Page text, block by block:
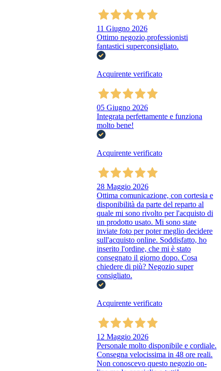
11 Giugno 2026
Ottimo negozio,professionisti
fantastici superconsigliato.
Acquirente verificato
05 Giugno 2026
Integrata perfettamente e funziona
molto bene!
Acquirente verificato
28 Maggio 2026
Ottima comunicazione, con cortesia e
disponibilità da parte del reparto al
quale mi sono rivolto per l'acquisto di
un prodotto usato. Mi sono state
inviate foto per poter meglio decidere
sull'acquisto online. Soddisfatto, ho
inserito l'ordine, che mi è stato
consegnato il giorno dopo. Cosa
chiedere di più? Negozio super
consigliato.
Acquirente verificato
12 Maggio 2026
Personale molto disponibile e cordiale.
Consegna velocissima in 48 ore reali.
Non conoscevo questo negozio on-